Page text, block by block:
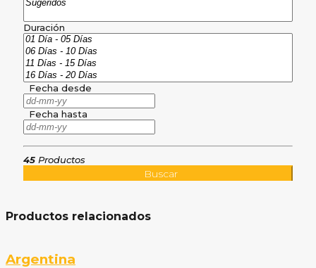
Duración
Fecha desde
Fecha hasta
45 Productos
Buscar
Productos relacionados
Argentina